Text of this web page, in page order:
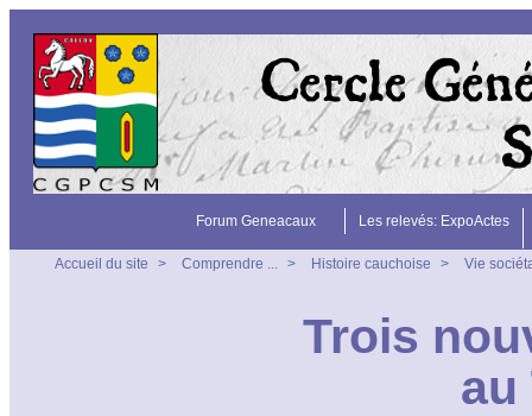
Forum Geneacaux Les relevés: ExpoActes
Accueil du site > Comprendre ... > Histoire cauchoise > Vie
Trois
au